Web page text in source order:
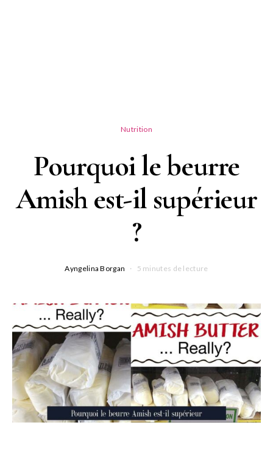
Nutrition
Pourquoi le beurre
Amish est-il supérieur
?
Ayngelina Borgan 5 minutes de lecture